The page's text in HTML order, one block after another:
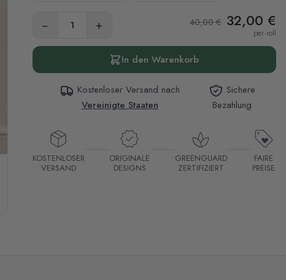
− + 40,00 € 32,00 €
per roll
In den Warenkorb
Kostenloser Versand nach
Vereinigte Staaten
Sichere
Bezahlung
KOSTENLOSER
VERSAND
ORIGINALE
DESIGNS
GREENGUARD
ZERTIFIZIERT
FAIRE
PREISE